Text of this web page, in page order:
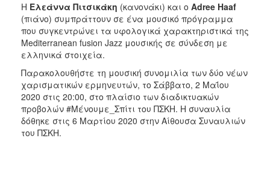
Η Ελεάννα Πιτσικάκη (κανονάκι) και ο Adree Haaf
(πιάνο) συμπράττουν σε ένα μουσικό πρόγραμμα
που συγκεντρώνει τα υφολογικά χαρακτηριστικά της
Mediterranean fusion Jazz μουσικής σε σύνδεση με
ελληνικά στοιχεία.
Παρακολουθήστε τη μουσική συνομιλία των δύο νέων
χαρισματικών ερμηνευτών, το Σάββατο, 2 Μαΐου
2020 στις 20:00, στο πλαίσιο των διαδικτυακών
προβολών #Μένουμε_Σπίτι του ΠΣΚΗ. Η συναυλία
δόθηκε στις 6 Μαρτίου 2020 στην Αίθουσα Συναυλιών
του ΠΣΚΗ.